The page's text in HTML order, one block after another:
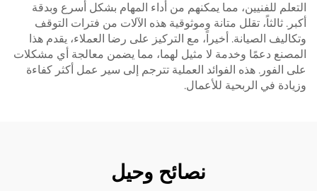
التعلم للفنيين، مما يمكنهم من أداء المهام بشكل أسرع وبدقة
أكبر. ثالثاً، تقلل متانة وموثوقية هذه الآلات من فترات التوقف
وتكاليف الصيانة. أخيراً، مع التركيز على رضا العملاء، يقدم هذا
المصنع دعمًا وخدمة لا مثيل لهما، مما يضمن معالجة أي مشكلات
على الفور. هذه الفوائد العملية تترجم إلى سير عمل أكثر كفاءة
وزيادة في الربحية للأعمال.
نصائح وحيل